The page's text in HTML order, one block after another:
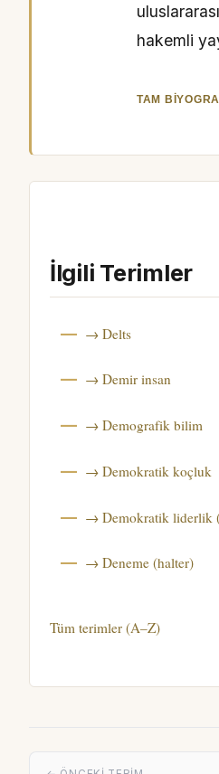
hakemli
TAM
İlgili Terimler
→ Delts
→ Demir insan
→ Demografik bilim
→ Demokratik koçluk
→ Demokratik liderlik
→ Deneme (halter)
Tüm terimler (A–Z)